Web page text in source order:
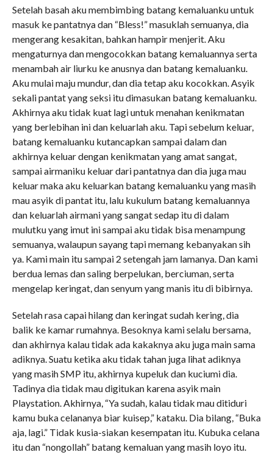
Setelah basah aku membimbing batang kemaluanku untuk
masuk ke pantatnya dan “Bless!” masuklah semuanya, dia
mengerang kesakitan, bahkan hampir menjerit. Aku
mengaturnya dan mengocokkan batang kemaluannya serta
menambah air liurku ke anusnya dan batang kemaluanku.
Aku mulai maju mundur, dan dia tetap aku kocokkan. Asyik
sekali pantat yang seksi itu dimasukan batang kemaluanku.
Akhirnya aku tidak kuat lagi untuk menahan kenikmatan
yang berlebihan ini dan keluarlah aku. Tapi sebelum keluar,
batang kemaluanku kutancapkan sampai dalam dan
akhirnya keluar dengan kenikmatan yang amat sangat,
sampai airmaniku keluar dari pantatnya dan dia juga mau
keluar maka aku keluarkan batang kemaluanku yang masih
mau asyik di pantat itu, lalu kukulum batang kemaluannya
dan keluarlah airmani yang sangat sedap itu di dalam
mulutku yang imut ini sampai aku tidak bisa menampung
semuanya, walaupun sayang tapi memang kebanyakan sih
ya. Kami main itu sampai 2 setengah jam lamanya. Dan kami
berdua lemas dan saling berpelukan, berciuman, serta
mengelap keringat, dan senyum yang manis itu di bibirnya.
Setelah rasa capai hilang dan keringat sudah kering, dia
balik ke kamar rumahnya. Besoknya kami selalu bersama,
dan akhirnya kalau tidak ada kakaknya aku juga main sama
adiknya. Suatu ketika aku tidak tahan juga lihat adiknya
yang masih SMP itu, akhirnya kupeluk dan kuciumi dia.
Tadinya dia tidak mau digitukan karena asyik main
Playstation. Akhirnya, “Ya sudah, kalau tidak mau ditiduri
kamu buka celananya biar kuisep,” kataku. Dia bilang, “Buka
aja, lagi.” Tidak kusia-siakan kesempatan itu. Kubuka celana
itu dan “nongollah” batang kemaluan yang masih loyo itu.